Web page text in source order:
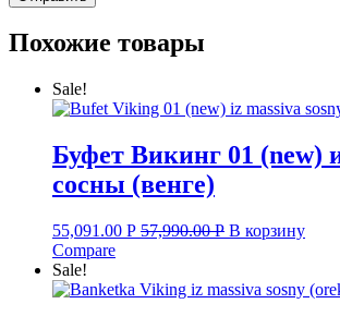
Похожие товары
Sale!
Буфет Викинг 01 (new)
сосны (венге)
55,091.00 Р 57,990.00Р В корзину
Compare
Sale!